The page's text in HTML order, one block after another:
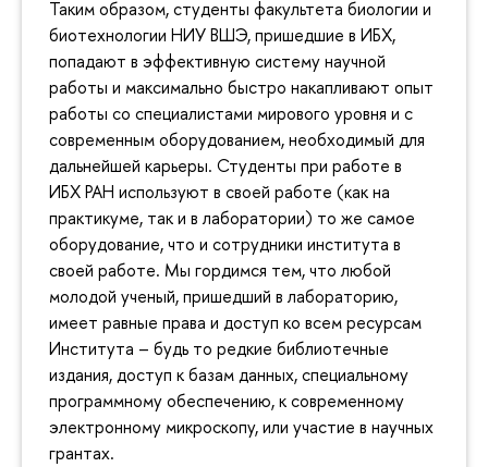
Таким образом, студенты факультета биологии и
биотехнологии НИУ ВШЭ, пришедшие в ИБХ,
попадают в эффективную систему научной
работы и максимально быстро накапливают опыт
работы со специалистами мирового уровня и с
современным оборудованием, необходимый для
дальнейшей карьеры. Студенты при работе в
ИБХ РАН используют в своей работе (как на
практикуме, так и в лаборатории) то же самое
оборудование, что и сотрудники института в
своей работе. Мы гордимся тем, что любой
молодой ученый, пришедший в лабораторию,
имеет равные права и доступ ко всем ресурсам
Института – будь то редкие библиотечные
издания, доступ к базам данных, специальному
программному обеспечению, к современному
электронному микроскопу, или участие в научных
грантах.